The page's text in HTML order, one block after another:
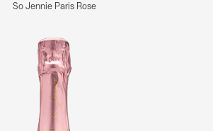
So Jennie Paris Rose